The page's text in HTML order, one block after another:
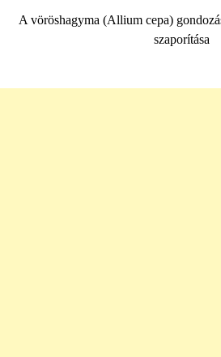
A vöröshagyma (Allium cepa)
szaporítása